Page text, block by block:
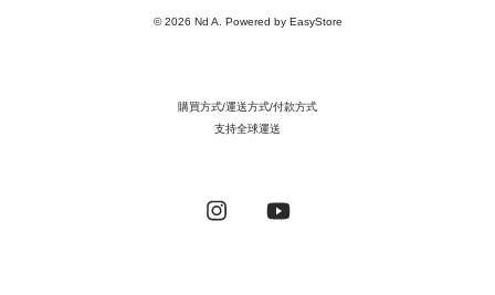
© 2026 Nd A. Powered by EasyStore
購買方式/運送方式/付款方式
支持全球運送
Instagram